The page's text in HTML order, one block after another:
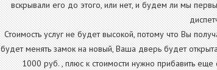
вскрывали его до этого, или нет, и будем ли мы
Стоимость услуг не будет высокой, потому что Вы
будет менять замок на новый, Ваша дверь будет
1000 руб. , плюс к стоимости нужно прибавить